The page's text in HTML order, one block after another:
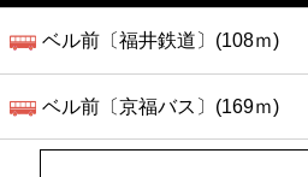
ベル前〔福井鉄道〕(108ｍ)
ベル前〔京福バス〕(169ｍ)